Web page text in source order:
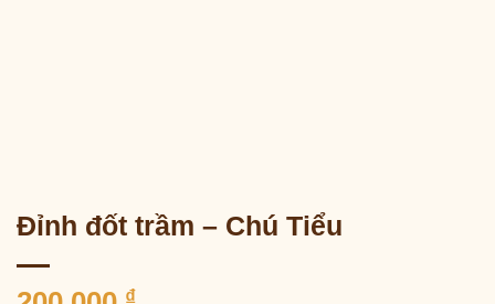
Đỉnh đốt trầm – Chú Tiểu
₫